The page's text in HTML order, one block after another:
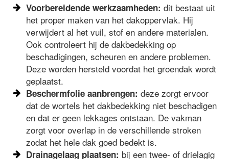
Voorbereidende werkzaamheden: dit bestaat uit
het proper maken van het dakoppervlak. Hij
verwijdert al het vuil, stof en andere materialen.
Ook controleert hij de dakbedekking op
beschadigingen, scheuren en andere problemen.
Deze worden hersteld voordat het groendak wordt
geplaatst.
Beschermfolie aanbrengen: deze zorgt ervoor
dat de wortels het dakbedekking niet beschadigen
en dat er geen lekkages ontstaan. De vakman
zorgt voor overlap in de verschillende stroken
zodat het hele dak goed bedekt is.
Drainagelaag plaatsen: bij een twee- of drielagig